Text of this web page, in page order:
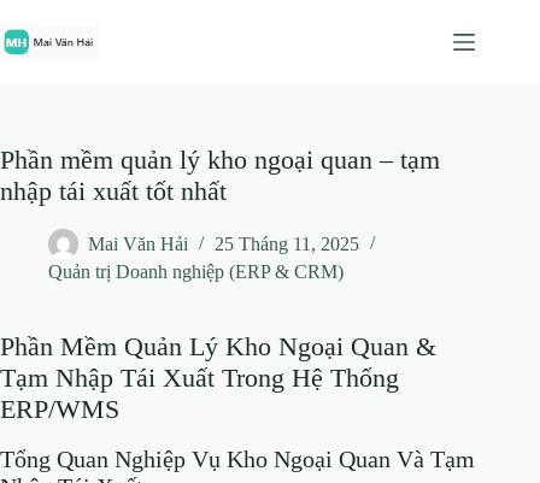
đến
phần
Phần mềm quản lý kho ngoại quan – tạm
nhập tái xuất tốt nhất
Mai Văn Hải
25 Tháng 11, 2025
Quản trị Doanh nghiệp (ERP & CRM)
Phần Mềm Quản Lý Kho Ngoại Quan &
Tạm Nhập Tái Xuất Trong Hệ Thống
ERP/WMS
Tổng Quan Nghiệp Vụ Kho Ngoại Quan Và Tạm